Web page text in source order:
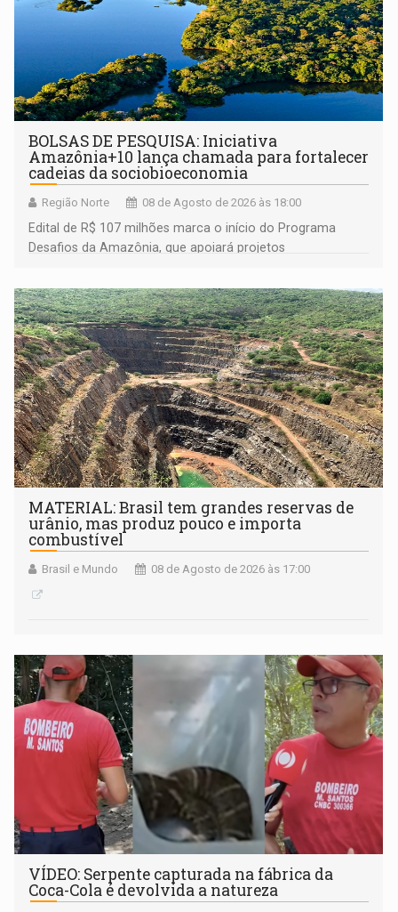
BOLSAS DE PESQUISA: Iniciativa
Amazônia+10 lança chamada para fortalecer
cadeias da sociobioeconomia
Região Norte 08 de Agosto de 2026 às 18:00
Edital de R$ 107 milhões marca o início do Programa
Desafios da Amazônia, que apoiará projetos
submissão de pré-propostas poderá ser feita até 1º de
setembro
MATERIAL: Brasil tem grandes reservas de
urânio, mas produz pouco e importa
combustível
Brasil e Mundo 08 de Agosto de 2026 às 17:00
VÍDEO: Serpente capturada na fábrica da
Coca-Cola é devolvida a natureza